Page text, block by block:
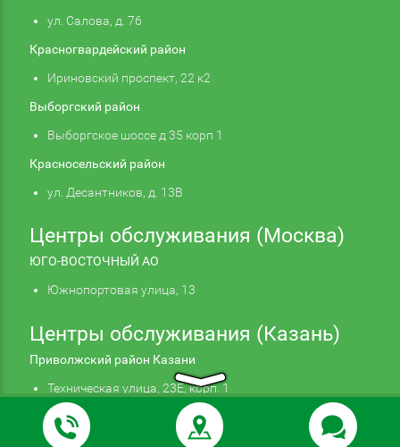
ул. Салова, д. 76
Красногвардейский район
Ириновский проспект, 22 к2
Выборгский район
Выборгское шоссе д 35 корп 1
Красносельский район
ул. Десантников, д. 13В
Центры обслуживания (Москва)
ЮГО-ВОСТОЧНЫЙ АО
Южнопортовая улица, 13
Центры обслуживания (Казань)
Приволжский район Казани
Техническая улица, 23Е, корп. 1
Подтверждаю
Продолжая использовать наш сайт, вы даете
согласие на обработку файлов cookie,